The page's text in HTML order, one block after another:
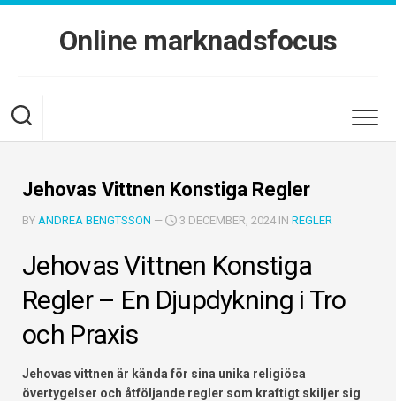
Skip
Online marknadsfocus
Jehovas Vittnen Konstiga Regler
BY ANDREA BENGTSSON — 3 DECEMBER, 2024 IN REGLER
Jehovas Vittnen Konstiga
Regler – En Djupdykning i Tro
och Praxis
Jehovas vittnen är kända för sina unika religiösa
övertygelser och åtföljande regler som kraftigt skiljer sig